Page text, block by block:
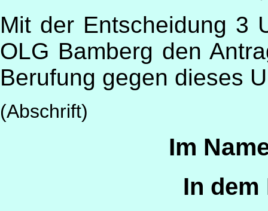
Mit der Entscheidung 3
OLG Bamberg den
Berufung gegen dieses
(Abschrift)
Im
In